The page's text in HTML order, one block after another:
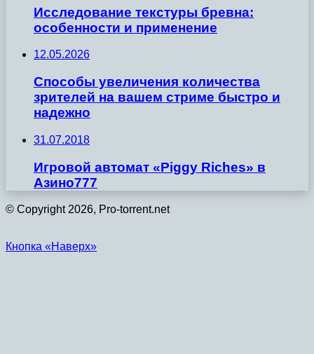
Исследование текстуры бревна:
особенности и применение
12.05.2026
Способы увеличения количества
зрителей на вашем стриме быстро и
надежно
31.07.2018
Игровой автомат «Piggy Riches» в
Азино777
© Copyright 2026, Pro-torrent.net
Кнопка «Наверх»